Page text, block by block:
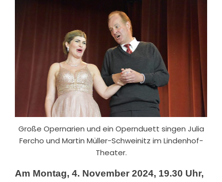
Große Opernarien und ein Opernduett singen Julia
Fercho und Martin Müller-Schweinitz im Lindenhof-
Theater.
Am Montag, 4. November 2024, 19.30 Uhr,